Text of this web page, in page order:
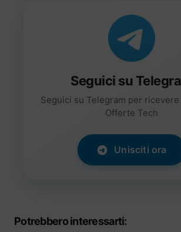
Seguici su
Seguici su Telegram per
Offerte Tech
Unisciti ora
Potrebbero interessarti: